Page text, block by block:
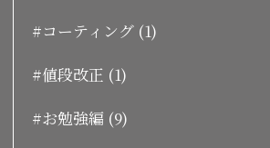
#コーティング (1)
#値段改正 (1)
#お勉強編 (9)